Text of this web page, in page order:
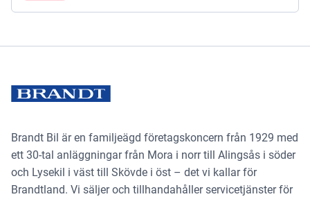
Brandt Bil är en familjeägd företagskoncern från 1929 med
ett 30-tal anläggningar från Mora i norr till Alingsås i söder
och Lysekil i väst till Skövde i öst – det vi kallar för
Brandtland. Vi säljer och tillhandahåller servicetjänster för